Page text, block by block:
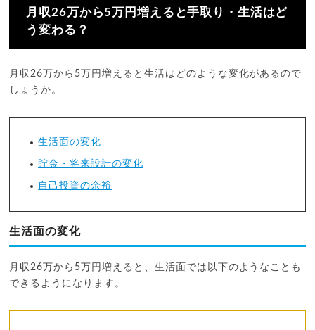
月収26万から5万円増えると手取り・生活はど
う変わる？
月収26万から5万円増えると生活はどのような変化があるので
しょうか。
生活面の変化
貯金・将来設計の変化
自己投資の余裕
生活面の変化
月収26万から5万円増えると、生活面では以下のようなことも
できるようになります。